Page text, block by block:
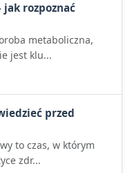
rozpoznać
metaboliczna,
jest klu...
przed
to czas, w którym
zdr...